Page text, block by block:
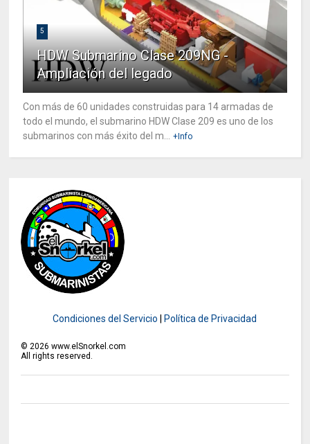
5
HDW Submarino Clase 209NG -
Ampliación del legado
Con más de 60 unidades construidas para 14 armadas de
todo el mundo, el submarino HDW Clase 209 es uno de los
submarinos con más éxito del m...
+Info
Condiciones del Servicio Política de Privacidad
© 2026 www.elSnorkel.com
All rights reserved.